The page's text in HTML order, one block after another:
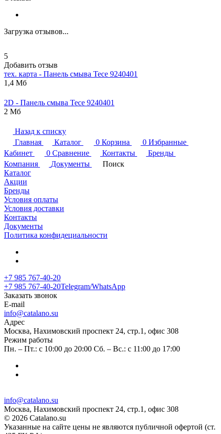
Загрузка отзывов...
5
Добавить отзыв
тех. карта - Панель смыва Tece 9240401
1,4 Мб
2D - Панель смыва Tece 9240401
2 Мб
Назад к списку
Главная
Каталог 0 Корзина 0 Избранные
Кабинет
0 Сравнение Контакты
Бренды
Компания
Документы
Поиск
Каталог
Акции
Бренды
Условия оплаты
Условия доставки
Контакты
Документы
Политика конфидециальности
+7 985 767-40-20
+7 985 767-40-20Telegram/WhatsApp
Заказать звонок
E-mail
info@catalano.su
Адрес
Москва, Нахимовский проспект 24, стр.1, офис 308
Режим работы
Пн. – Пт.: с 10:00 до 20:00 Сб. – Вс.: с 11:00 до 17:00
info@catalano.su
Москва, Нахимовский проспект 24, стр.1, офис 308
© 2026 Catalano.su
Указанные на сайте цены не являются публичной офертой (ст.